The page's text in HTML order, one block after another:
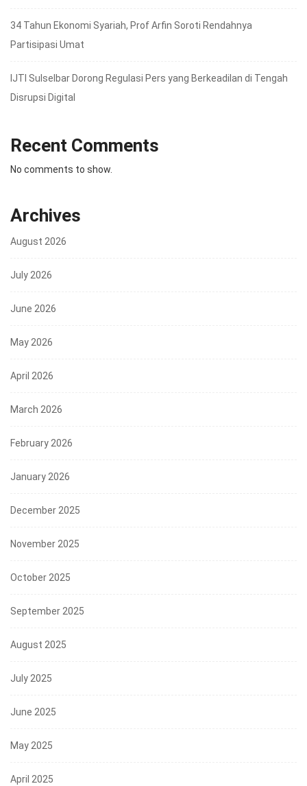
34 Tahun Ekonomi Syariah, Prof Arfin Soroti Rendahnya
Partisipasi Umat
IJTI Sulselbar Dorong Regulasi Pers yang Berkeadilan di Tengah
Disrupsi Digital
Recent Comments
No comments to show.
Archives
August 2026
July 2026
June 2026
May 2026
April 2026
March 2026
February 2026
January 2026
December 2025
November 2025
October 2025
September 2025
August 2025
July 2025
June 2025
May 2025
April 2025